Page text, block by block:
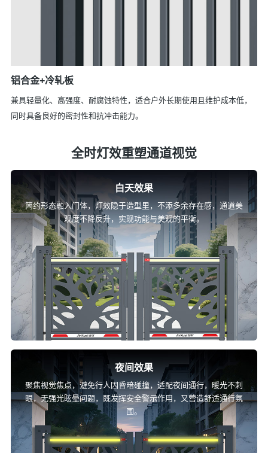
铝合金+冷轧板
兼具轻量化、高强度、耐腐蚀特性，适合户外长期使用且维护成本低，
同时具备良好的密封性和抗冲击能力。
全时灯效重塑通道视觉
白天效果
简约形态融入门体，灯效隐于造型里，不添多余存在感，通道美
观度不降反升，实现功能与美观的平衡。
夜间效果
聚焦视觉焦点，避免行人因昏暗碰撞，适配夜间通行，暖光不刺
眼，无强光眩晕问题，既发挥安全警示作用，又营造舒适通行氛
围。